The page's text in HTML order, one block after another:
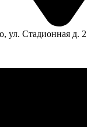
ул. Стадионная д. 2